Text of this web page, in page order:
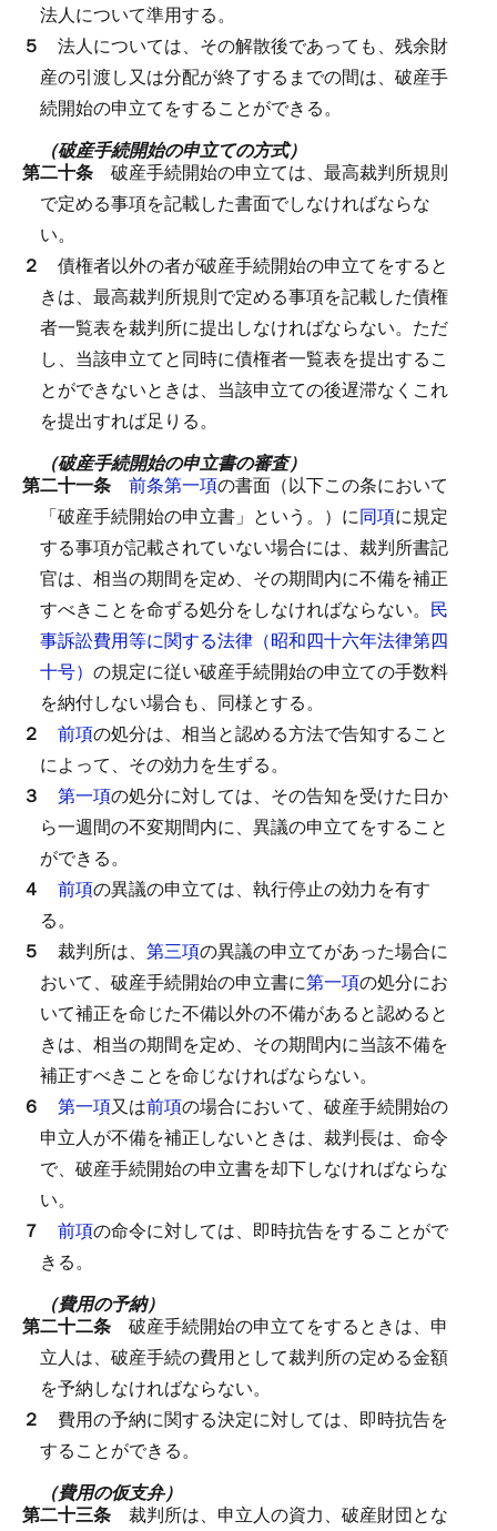
法人について準用する。
５ 法人については、その解散後であっても、残余財
産の引渡し又は分配が終了するまでの間は、破産手
続開始の申立てをすることができる。
（破産手続開始の申立ての方式）
第二十条 破産手続開始の申立ては、最高裁判所規則
で定める事項を記載した書面でしなければならな
い。
２ 債権者以外の者が破産手続開始の申立てをすると
きは、最高裁判所規則で定める事項を記載した債権
者一覧表を裁判所に提出しなければならない。 ただ
し、当該申立てと同時に債権者一覧表を提出するこ
とができないときは、当該申立ての後遅滞なくこれ
を提出すれば足りる。
（破産手続開始の申立書の審査）
第二十一条 前条第一項の書面（以下この条において
「破産手続開始の申立書」という。）に同項に規定
する事項が記載されていない場合には、裁判所書記
官は、相当の期間を定め、その期間内に不備を補正
すべきことを命ずる処分をしなければならない。 民
事訴訟費用等に関する法律（昭和四十六年法律第四
十号） の規定に従い破産手続開始の申立ての手数料
を納付しない場合も、同様とする。
２ 前項の処分は、相当と認める方法で告知すること
によって、その効力を生ずる。
３ 第一項の処分に対しては、その告知を受けた日か
ら一週間の不変期間内に、異議の申立てをすること
ができる。
４ 前項の異議の申立ては、執行停止の効力を有す
る。
５ 裁判所は、 第三項の異議の申立てがあった場合に
おいて、破産手続開始の申立書に第一項の処分にお
いて補正を命じた不備以外の不備があると認めると
きは、相当の期間を定め、その期間内に当該不備を
補正すべきことを命じなければならない。
６ 第一項又は前項の場合において、破産手続開始の
申立人が不備を補正しないときは、裁判長は、命令
で、破産手続開始の申立書を却下しなければならな
い。
７ 前項の命令に対しては、即時抗告をすることがで
きる。
（費用の予納）
第二十二条 破産手続開始の申立てをするときは、申
立人は、破産手続の費用として裁判所の定める金額
を予納しなければならない。
２ 費用の予納に関する決定に対しては、即時抗告を
することができる。
（費用の仮支弁）
第二十三条 裁判所は、申立人の資力、破産財団とな